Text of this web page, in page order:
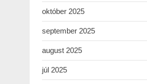
október 2025
september 2025
august 2025
júl 2025